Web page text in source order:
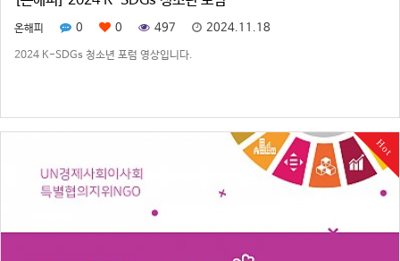
온해피 0 0 497 2024.11.18
2024 K-SDGs 청소년 포럼 영상입니다.
Hot